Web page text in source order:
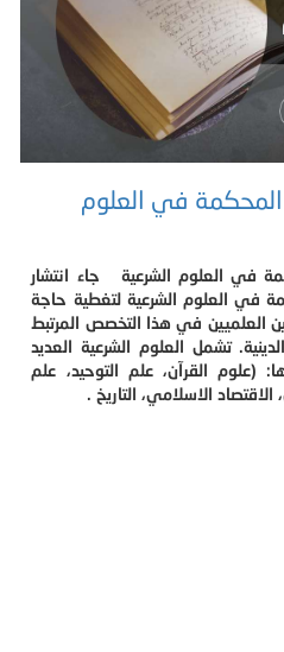
المحكمة في العلوم
في العلوم الشرعية جاء انتشار
في العلوم الشرعية لتغطية حاجة
العلميين في هذا التخصص المرتبط
تشمل العلوم الشرعية العديد
(علوم القرآن، علم التوحيد، علم
الاقتصاد الاسلامي، التاريخ .